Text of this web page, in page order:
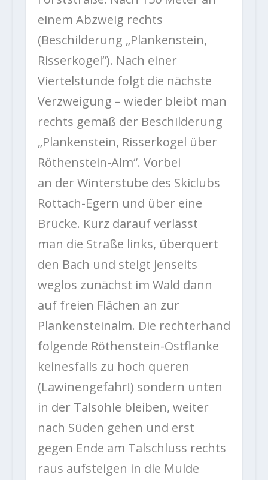
einem Abzweig rechts
(Beschilderung „Plankenstein,
Risserkogel“). Nach einer
Viertelstunde folgt die nächste
Verzweigung – wieder bleibt man
rechts gemäß der Beschilderung
„Plankenstein, Risserkogel über
Röthenstein-Alm“. Vorbei
an der Winterstube des Skiclubs
Rottach-Egern und über eine
Brücke. Kurz darauf verlässt
man die Straße links, überquert
den Bach und steigt jenseits
weglos zunächst im Wald dann
auf freien Flächen an zur
Plankensteinalm. Die rechterhand
folgende Röthenstein-Ostflanke
keinesfalls zu hoch queren
(Lawinengefahr!) sondern unten
in der Talsohle bleiben, weiter
nach Süden gehen und erst
gegen Ende am Talschluss rechts
raus aufsteigen in die Mulde